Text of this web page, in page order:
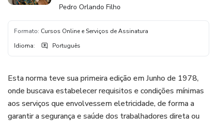
Pedro Orlando Filho
Formato: Cursos Online e Serviços de Assinatura
Idioma: Português
Esta norma teve sua primeira edição em Junho de 1978,
onde buscava estabelecer requisitos e condições mínimas
aos serviços que envolvessem eletricidade, de forma a
garantir a segurança e saúde dos trabalhadores direta ou